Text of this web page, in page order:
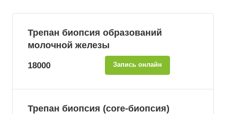
Трепан биопсия образований
молочной железы
18000 Запись онлайн
Трепан биопсия (core-биопсия)